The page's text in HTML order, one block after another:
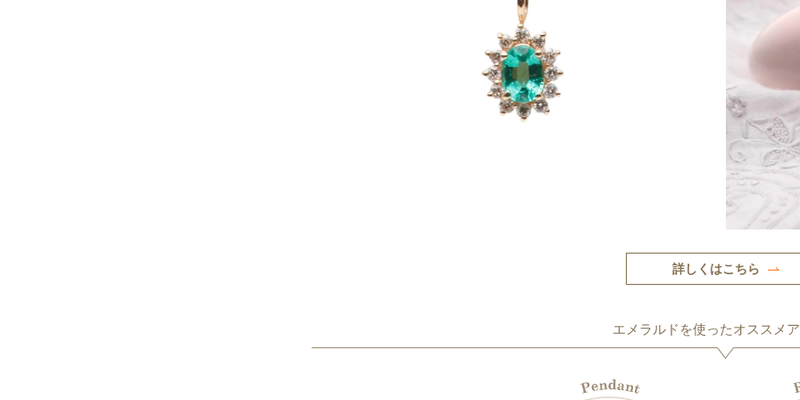
詳しくはこちら
エメラルドを使ったオススメ